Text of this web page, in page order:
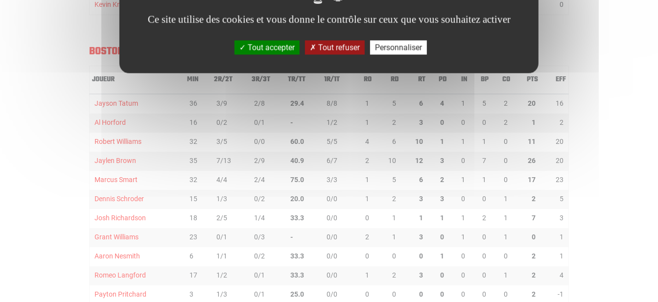
Kevin Knox 0
BOSTON CELTICS
JOUEUR MIN 2R/2T 3R/3T TR/TT 1R/1T RO RD RT PD IN BP CO PTS EFF
Jayson Tatum 36 3/9 2/8 29.4 8/8 1 5 6 4 1 5 2 20 16
Al Horford 16 0/2 0/1 - 1/2 1 2 3 0 0 0 2 1 2
Robert Williams 32 3/5 0/0 60.0 5/5 4 6 10 1 1 1 0 11 20
Jaylen Brown 35 7/13 2/9 40.9 6/7 2 10 12 3 0 7 0 26 20
Marcus Smart 32 4/4 2/4 75.0 3/3 1 5 6 2 1 1 0 17 23
Dennis Schroder 15 1/3 0/2 20.0 0/0 1 2 3 3 0 0 1 2 5
Josh Richardson 18 2/5 1/4 33.3 0/0 0 1 1 1 1 2 1 7 3
Grant Williams 23 0/1 0/3 - 0/0 2 1 3 0 1 0 1 0 1
Aaron Nesmith 6 1/1 0/2 33.3 0/0 0 0 0 1 0 0 0 2 1
Romeo Langford 17 1/2 0/1 33.3 0/0 1 2 3 0 0 0 1 2 4
Payton Pritchard 3 1/3 0/1 25.0 0/0 0 0 0 0 0 0 0 2 -1
Ce site utilise des cookies et vous donne le contrôle sur ceux que vous souhaitez activer
Tout accepter Tout refuser Personnaliser